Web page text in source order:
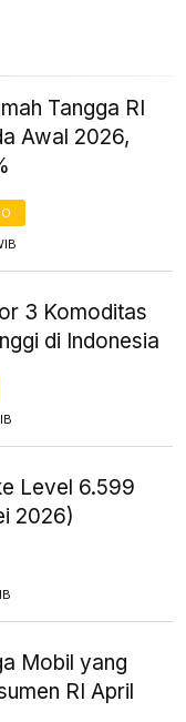
Tangga RI
Awal 2026,
3 Komoditas
di Indonesia
Level 6.599
2026)
Mobil yang
RI April